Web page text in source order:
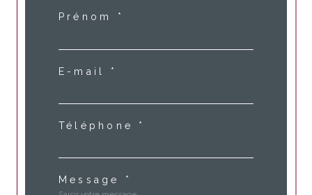
Prénom *
E-mail *
Téléphone *
Message *